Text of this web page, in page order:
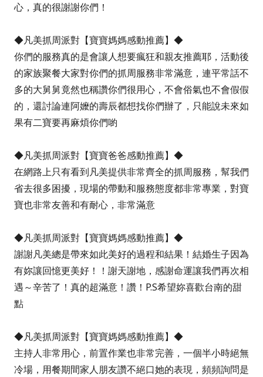
心，真的很謝謝你們！
◆凡美抓周派對【寶寶媽媽感動推薦】◆
你們的服務真的是會讓人想要瘋狂和親友推薦耶，活動後
的家族聚餐大家對你們的抓周服務非常滿意，連平常話不
多的大舅舅竟然也稱讚你們很用心，不會俗氣也不會假假
的，還討論連阿嬤的壽辰都想找你們辦了，只能說未來如
果有二寶要再麻煩你們喲
◆凡美抓周派對【寶寶爸爸感動推薦】◆
在網路上只有看到凡美提供非常齊全的抓周服務，幫我們
省去很多困擾，現場的帶動和服務態度都非常專業，對寶
寶也非常友善和有耐心，非常滿意
◆凡美抓周派對【寶寶媽媽感動推薦】◆
謝謝凡美總是帶來如此美好的過程和結果！結婚生子因為
有妳讓回憶更美好！！謝天謝地，感謝命運讓我們再次相
遇～辛苦了！真的超滿意！讚！P.S希望妳喜歡台南的甜
點
◆凡美抓周派對【寶寶媽媽感動推薦】◆
主持人非常用心，前置作業也非常完善，一個半小時絕無
冷場，用餐期間家人朋友讚不絕口她的表現，頻頻詢問是